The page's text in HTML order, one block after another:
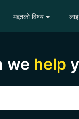
मद्दतको विषय
we help